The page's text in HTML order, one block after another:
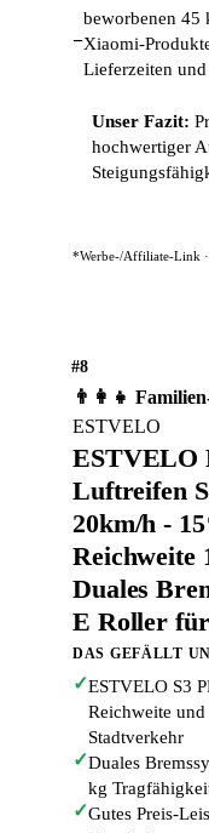
beworbenen 45
−Xiaomi-
Lieferzeiten
Unser Fazit:
hochwertiger
*Werbe-/Affiliate-Link ·
#8
👨‍👩‍👧
ESTVELO
ESTVELO
Luftreifen
20km/h -
Reichweite
Duales
E Roller
DAS GEFÄLLT
✓ESTVELO S3
Reichweite
Stadtverkehr
✓Duales
kg
✓Gutes Preis-